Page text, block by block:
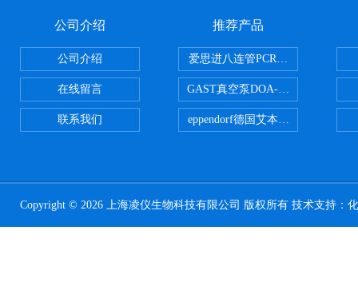
公司介绍
公司介绍
在线留言
联系我们
推荐产品
爱思进八连管PCR-0208-C
GAST真空泵DOA-P504-BN
eppendorf德国艾本德台式高速离
Copyright © 2026 上海凌仪生物科技有限公司 版权所有 技术支持：